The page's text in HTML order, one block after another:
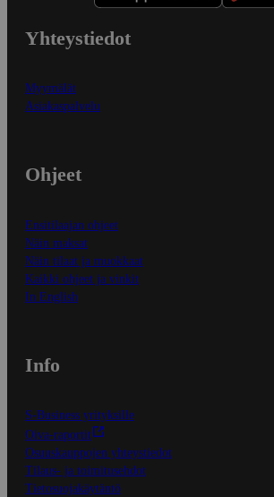
Yhteystiedot
Myymälät
Asiakaspalvelu
Ohjeet
Ensitilaajan ohjeet
Näin maksat
Näin tilaat ja muokkaat
Kaikki ohjeet ja vinkit
In English
Info
S-Business yrityksille
Oiva-raportit
Osuuskauppojen yhteystiedot
Tilaus- ja toimitusehdot
Tietosuojakäytäntö